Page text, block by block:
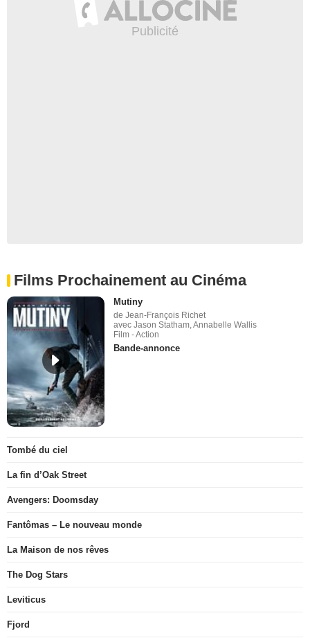
Films Prochainement au Cinéma
Mutiny
de Jean-François Richet
avec Jason Statham, Annabelle Wallis
Film - Action
Bande-annonce
Tombé du ciel
La fin d’Oak Street
Avengers: Doomsday
Fantômas – Le nouveau monde
La Maison de nos rêves
The Dog Stars
Leviticus
Fjord